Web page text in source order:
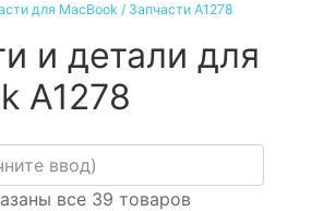
для MacBook / Запчасти A1278
и детали для
A1278
все 39 товаров